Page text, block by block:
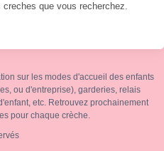
creches que vous recherchez.
sur les modes d'accueil des enfants
ou d'entreprise), garderies, relais
etc. Retrouvez prochainement
pour chaque crèche.